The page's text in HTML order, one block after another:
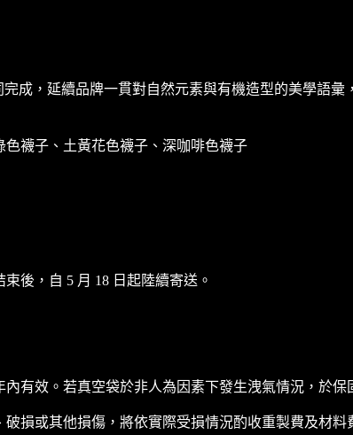
完成，延續品牌一貫對自然元素與有機造型的美學語
襪子、土黃花色襪子、深咖啡色襪子
後，自 5 月 18 日起陸續寄送。
有效。若真空袋於非人為因素下發生洩氣情況，於
損或其他損傷，將依實際受損情況酌收重製費及材